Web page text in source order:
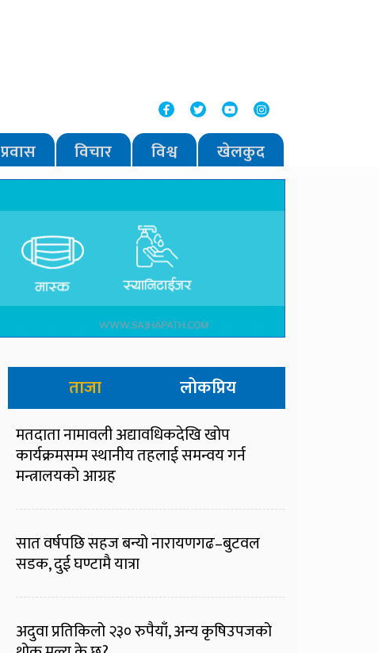
प्रवास विचार विश्व खेलकुद
ताजा लोकप्रिय
मतदाता नामावली अद्यावधिकदेखि खोप
कार्यक्रमसम्म स्थानीय तहलाई समन्वय गर्न
मन्त्रालयको आग्रह
सात वर्षपछि सहज बन्यो नारायणगढ–बुटवल
सडक, दुई घण्टामै यात्रा
अदुवा प्रतिकिलो २३० रुपैयाँ, अन्य कृषिउपजको